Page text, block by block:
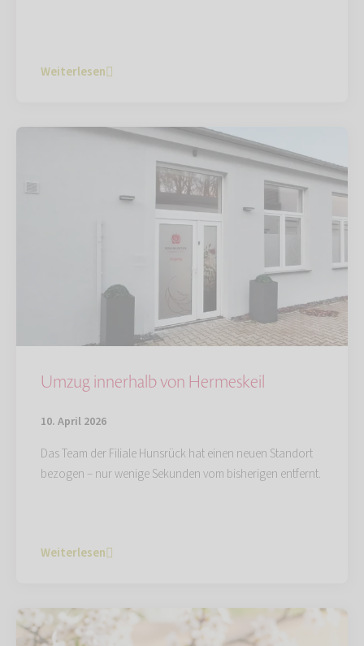
Weiterlesen
Umzug innerhalb von Hermeskeil
10. April 2026
Das Team der Filiale Hunsrück hat einen neuen Standort
bezogen – nur wenige Sekunden vom bisherigen entfernt.
Weiterlesen